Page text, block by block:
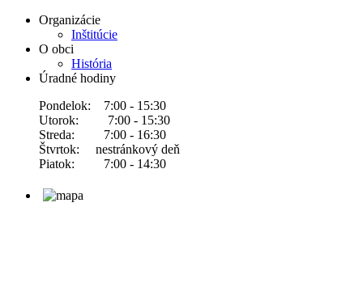
Organizácie
Inštitúcie
O obci
História
Úradné hodiny
Pondelok: 7:00 - 15:30
Utorok: 7:00 - 15:30
Streda: 7:00 - 16:30
Štvrtok: nestránkový deň
Piatok: 7:00 - 14:30